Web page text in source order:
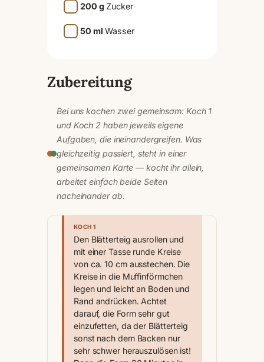
200 gZucker
50 ml Wasser
Zubereitung
Bei uns kochen zwei gemeinsam: Koch 1
und Koch 2 haben jeweils eigene
Aufgaben, die ineinandergreifen. Was
gleichzeitig passiert, steht in einer
gemeinsamen Karte — kocht ihr allein,
arbeitet einfach beide Seiten
nacheinander ab.
KOCH 1
Den Blätterteig ausrollen und
mit einer Tasse runde Kreise
von ca. 10 cm ausstechen. Die
Kreise in die Muffinförmchen
legen und leicht an Boden und
Rand andrücken. Achtet
darauf, die Form sehr gut
einzufetten, da der Blätterteig
sonst nach dem Backen nur
sehr schwer herauszulösen ist!